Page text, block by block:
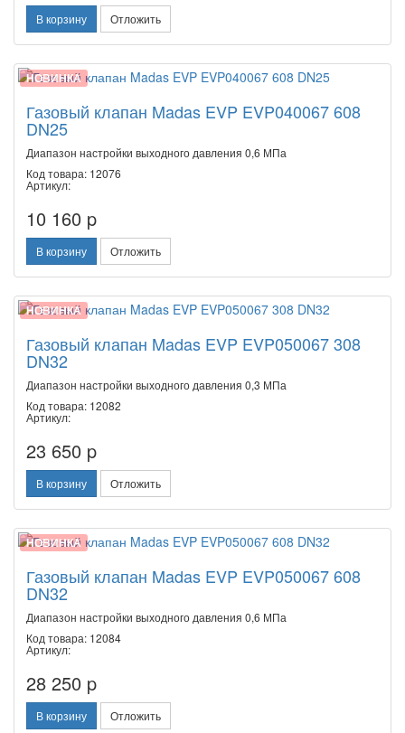
В корзину Отложить
НОВИНКА
Газовый клапан Madas EVP EVP040067 608
DN25
Диапазон настройки выходного давления 0,6 МПа
Код товара: 12076
Артикул:
10 160 p
В корзину Отложить
НОВИНКА
Газовый клапан Madas EVP EVP050067 308
DN32
Диапазон настройки выходного давления 0,3 МПа
Код товара: 12082
Артикул:
23 650 p
В корзину Отложить
НОВИНКА
Газовый клапан Madas EVP EVP050067 608
DN32
Диапазон настройки выходного давления 0,6 МПа
Код товара: 12084
Артикул:
28 250 p
В корзину Отложить